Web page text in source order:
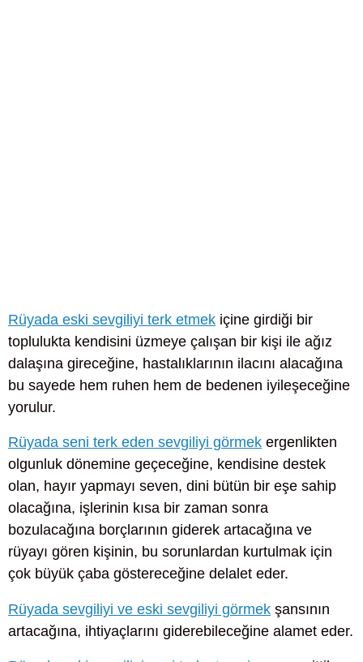
Rüyada eski sevgiliyi terk etmek içine girdiği bir
toplulukta kendisini üzmeye çalışan bir kişi ile ağız
dalaşına gireceğine, hastalıklarının ilacını alacağına
bu sayede hem ruhen hem de bedenen iyileşeceğine
yorulur.
Rüyada seni terk eden sevgiliyi görmek ergenlikten
olgunluk dönemine geçeceğine, kendisine destek
olan, hayır yapmayı seven, dini bütün bir eşe sahip
olacağına, işlerinin kısa bir zaman sonra
bozulacağına borçlarının giderek artacağına ve
rüyayı gören kişinin, bu sorunlardan kurtulmak için
çok büyük çaba göstereceğine delalet eder.
Rüyada sevgiliyi ve eski sevgiliyi görmek şansının
artacağına, ihtiyaçlarını giderebileceğine alamet eder.